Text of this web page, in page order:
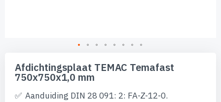
naar
begin
Afdichtingsplaat TEMAC Temafast
750x750x1,0 mm
Aanduiding DIN 28 091: 2: FA-Z-12-0.